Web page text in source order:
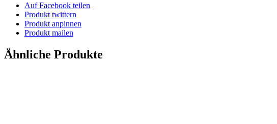
Auf Facebook teilen
Produkt twittern
Produkt anpinnen
Produkt mailen
Ähnliche Produkte